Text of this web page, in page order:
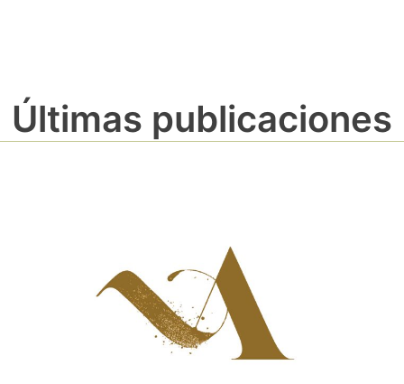
Últimas publicaciones